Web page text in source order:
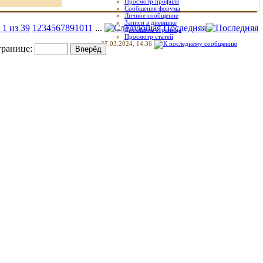
18.04.2024,12:52
Сообщения форума
Личное сообщение
Записи в дневнике
Домашняя страница
Просмотр статей
27.03.2024, 14:36
из 39 1 234567891011 ... Последняя